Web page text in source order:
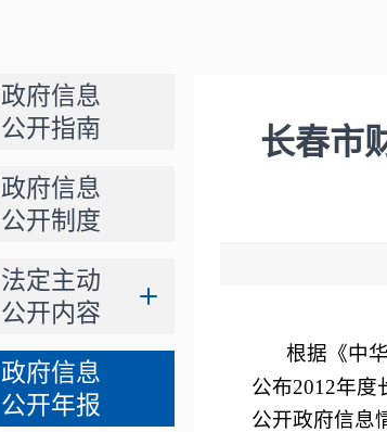
政府信息
公开指南
政府信息
公开制度
法定主动
公开内容
政府信息
公开年报
长春市
根据《中
公布2012年度
公开政府信息